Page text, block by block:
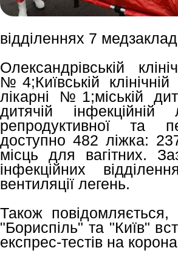
відділеннях 7
Олександрівській
№4;Київській
лікарні №1;міській
дитячій інфекційній
репродуктивної та
доступно 482 ліжка:
місць для вагітних.
інфекційних
вентиляції легень.
Також
"Бориспіль" та "Київ"
експрес-тестів на